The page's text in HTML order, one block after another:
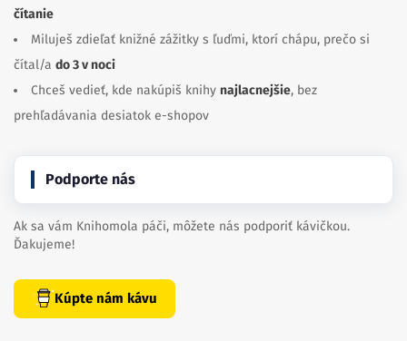
čítanie
Miluješ zdieľať knižné zážitky s ľuďmi, ktorí chápu, prečo si
čítal/a do 3 v noci
Chceš vedieť, kde nakúpiš knihy najlacnejšie, bez
prehľadávania desiatok e-shopov
Podporte nás
Ak sa vám Knihomola páči, môžete nás podporiť kávičkou.
Ďakujeme!
Kúpte nám kávu